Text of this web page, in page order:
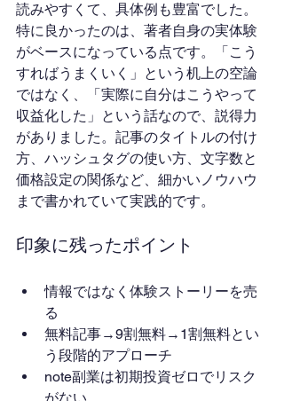
読みやすくて、具体例も豊富でした。
特に良かったのは、著者自身の実体験
がベースになっている点です。「こう
すればうまくいく」という机上の空論
ではなく、「実際に自分はこうやって
収益化した」という話なので、説得力
がありました。記事のタイトルの付け
方、ハッシュタグの使い方、文字数と
価格設定の関係など、細かいノウハウ
まで書かれていて実践的です。
印象に残ったポイント
情報ではなく体験ストーリーを売
る
無料記事→9割無料→1割無料とい
う段階的アプローチ
note副業は初期投資ゼロでリスク